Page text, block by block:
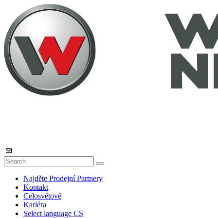
Najděte Prodejní Partnery
Kontakt
Celosvětově
Kariéra
Select language CS